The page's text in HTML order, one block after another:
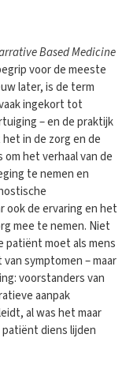
Based Medicine
voor de meeste
later, is de term
ingekort tot
– en de praktijk
in de zorg en de
het verhaal van de
te nemen en
ook de ervaring en het
mee te nemen. Niet
patiënt moet als mens
symptomen – maar
voorstanders van
aanpak
al was het maar
diens lijden